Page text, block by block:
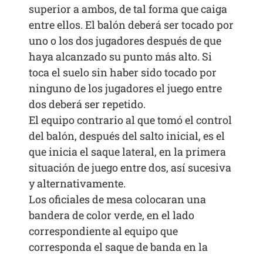
superior a ambos, de tal forma que caiga
entre ellos. El balón deberá ser tocado por
uno o los dos jugadores después de que
haya alcanzado su punto más alto. Si
toca el suelo sin haber sido tocado por
ninguno de los jugadores el juego entre
dos deberá ser repetido.
El equipo contrario al que tomó el control
del balón, después del salto inicial, es el
que inicia el saque lateral, en la primera
situación de juego entre dos, así sucesiva
y alternativamente.
Los oficiales de mesa colocaran una
bandera de color verde, en el lado
correspondiente al equipo que
corresponda el saque de banda en la